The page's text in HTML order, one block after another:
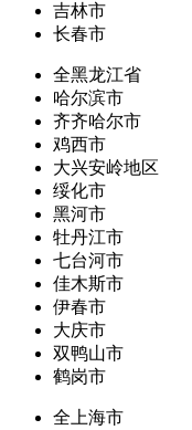
吉林市
长春市
全黑龙江省
哈尔滨市
齐齐哈尔市
鸡西市
大兴安岭地区
绥化市
黑河市
牡丹江市
七台河市
佳木斯市
伊春市
大庆市
双鸭山市
鹤岗市
全上海市